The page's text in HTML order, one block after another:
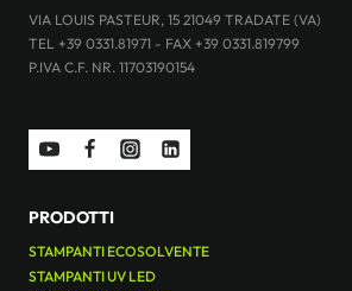
VIA LOUIS PASTEUR, 15 21049 TRADATE (VA)
TEL +39 0331.81971 - FAX +39 0331.819799
P.IVA C.F. NR. 11703190154
PRODOTTI
STAMPANTI ECOSOLVENTE
STAMPANTI UV LED